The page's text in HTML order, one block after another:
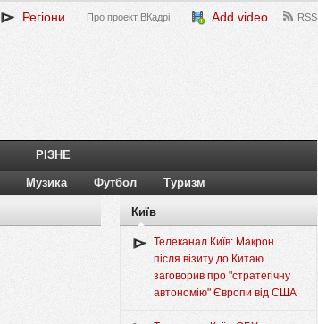
Регіони Про проект ВКадрі Add video RSS
РІЗНЕ
Музика Футбол Туризм
Київ
Телеканал Київ: Макрон
після візиту до Китаю
заговорив про "стратегічну
автономію" Європи від США